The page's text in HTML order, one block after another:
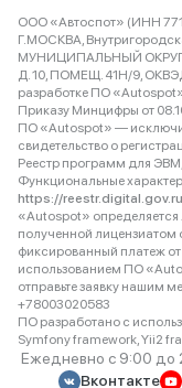
ООО «Автоспот» (ИНН
Г.МОСКВА,
МУНИЦИПАЛЬНЫЙ
Д. 10, ПОМЕЩ. 41Н/9, ОКВЭД
разработке ПО
Приказу Минцифры от
ПО «Autospot» —
свидетельство о
Реестр программ для
Функциональные
https://
«Autospot» определяется
полученной лицензиатом
фиксированный платеж от
использованием ПО
отправьте заявку нашим
+78003020583
ПО разработано с
Symfony framework, Yii2
Ежедневно с 9:00 до
Вконтакте